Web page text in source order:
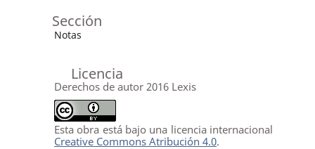
Sección
Notas
Licencia
Derechos de autor 2016 Lexis
Esta obra está bajo una licencia internacional
Creative Commons Atribución 4.0.